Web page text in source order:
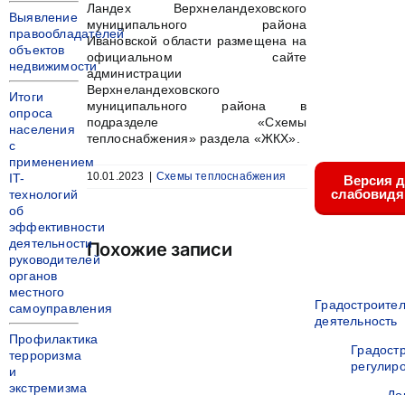
Ландех Верхнеландеховского
муниципального района
Ивановской области размещена на
официальном сайте
администрации
Верхнеландеховского
муниципального района в
подразделе «Схемы
теплоснабжения» раздела «ЖКХ».
10.01.2023 Схемы теплоснабжения
Похожие записи
Выявление
правообладателей
объектов
недвижимости
Итоги
опроса
населения
с
применением
IT-
технологий
об
эффективности
деятельности
руководителей
органов
местного
самоуправления
Профилактика
терроризма
и
экстремизма
Версия
деятельность